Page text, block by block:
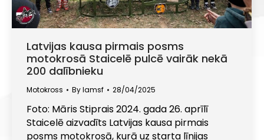
Latvijas kausa pirmais posms
motokrosā Staicelē pulcē vairāk nekā
200 dalībnieku
Motokross Bylamsf 28/04/2025
Foto: Māris Stiprais 2024. gada 26. aprīlī
Staicelē aizvadīts Latvijas kausa pirmais
posms motokrosā, kurā uz starta līnijas